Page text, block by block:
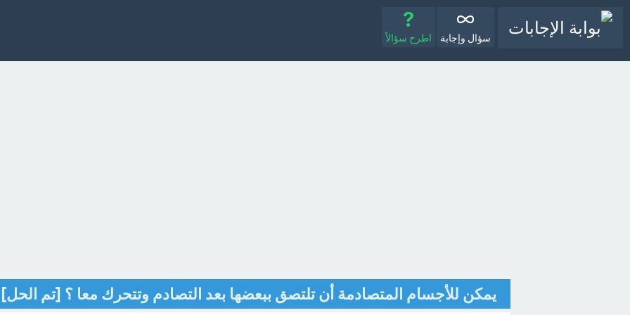
سؤال وإجابة اطرح سؤالاً
يمكن للأجسام المتصادمة أن تلتصق ببعضها بعد التصادم وتتحرك معا ؟ [تم الحل]